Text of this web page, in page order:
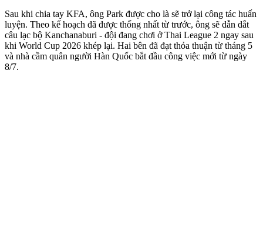
Sau khi chia tay KFA, ông Park được cho là sẽ trở lại công tác huấn
luyện. Theo kế hoạch đã được thống nhất từ trước, ông sẽ dẫn dắt
câu lạc bộ Kanchanaburi - đội đang chơi ở Thai League 2 ngay sau
khi World Cup 2026 khép lại. Hai bên đã đạt thỏa thuận từ tháng 5
và nhà cầm quân người Hàn Quốc bắt đầu công việc mới từ ngày
8/7.